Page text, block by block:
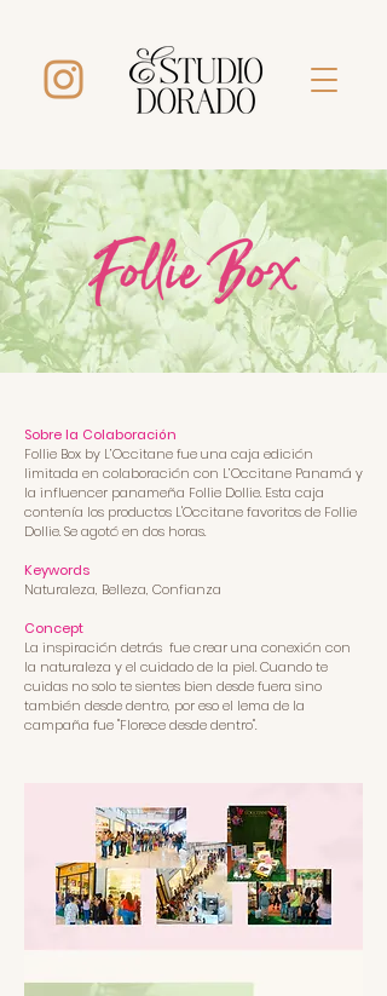
Sobre la Colaboración
Follie Box by L’Occitane fue una caja edición
limitada en colaboración con L’Occitane Panamá y
la influencer panameña Follie Dollie. Esta caja
contenía los productos L'Occitane favoritos de Follie
Dollie. Se agotó en dos horas.
Keywords
Naturaleza, Belleza, Confianza
Concept
La inspiración detrás fue crear una conexión con
la naturaleza y el cuidado de la piel. Cuando te
cuidas no solo te sientes bien desde fuera sino
también desde dentro, por eso el lema de la
campaña fue "Florece desde dentro".